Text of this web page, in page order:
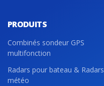
PRODUITS
Combinés sondeur GPS
multifonction
Radars pour bateau & Radars
météo